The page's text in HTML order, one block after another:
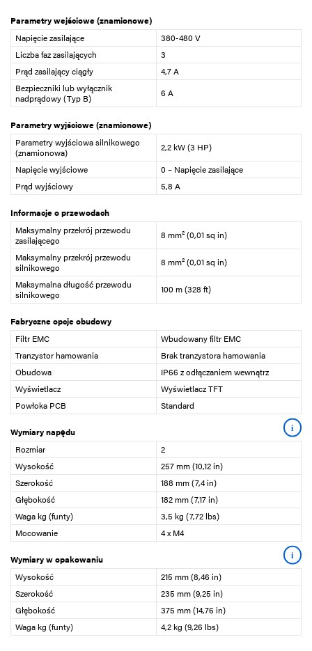
Parametry wejściowe (znamionowe)
Napięcie zasilające
380-480 V
Liczba faz zasilających
3
Prąd zasilający ciągły
4,7 A
Bezpieczniki lub wyłącznik
nadprądowy (Typ B)
6 A
Parametry wyjściowe (znamionowe)
Parametry wyjściowa silnikowego
(znamionowa)
2,2 kW (3 HP)
Napięcie wyjściowe
0 – Napięcie zasilające
Prąd wyjściowy
5,8 A
Informacje o przewodach
Maksymalny przekrój przewodu
zasilającego
8 mm² (0,01 sq in)
Maksymalny przekrój przewodu
silnikowego
8 mm² (0,01 sq in)
Maksymalna długość przewodu
silnikowego
100 m (328 ft)
Fabryczne opcje obudowy
Filtr EMC
Wbudowany filtr EMC
Tranzystor hamowania
Brak tranzystora hamowania
Obudowa
IP66 z odłączaniem wewnątrz
Wyświetlacz
Wyświetlacz TFT
Powłoka PCB
Standard
Wymiary napędu i
Rozmiar
2
Wysokość
257 mm (10,12 in)
Szerokość
188 mm (7,4 in)
Głębokość
182 mm (7,17 in)
Waga kg (funty)
3,5 kg (7,72 lbs)
Mocowanie
4 x M4
Wymiary w opakowaniu i
Wysokość
215 mm (8,46 in)
Szerokość
235 mm (9,25 in)
Głębokość
375 mm (14,76 in)
Waga kg (funty)
4,2 kg (9,26 lbs)